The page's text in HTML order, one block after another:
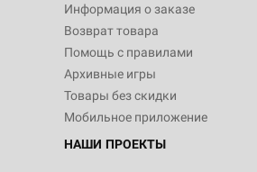
Информация о заказе
Возврат товара
Помощь с правилами
Архивные игры
Товары без скидки
Мобильное приложение
НАШИ ПРОЕКТЫ